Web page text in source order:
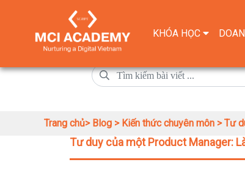
KHÓA HỌC
Trang chủ> Blog > Kiến thức chuyên môn >Tư
Tư duy của một Product Manager: